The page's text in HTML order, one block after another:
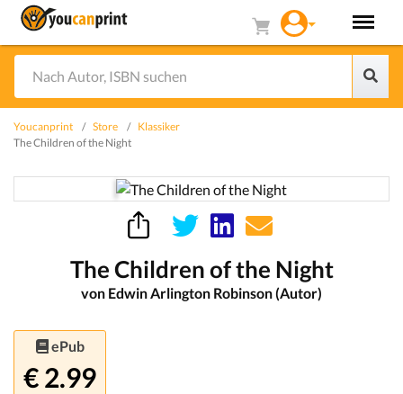
Youcanprint Store
Klassiker
The Children of the Night
The Children of the Night
von Edwin Arlington Robinson (Autor)
ePub
€ 2.99